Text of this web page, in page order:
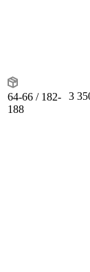
64-66 / 182-
188
3